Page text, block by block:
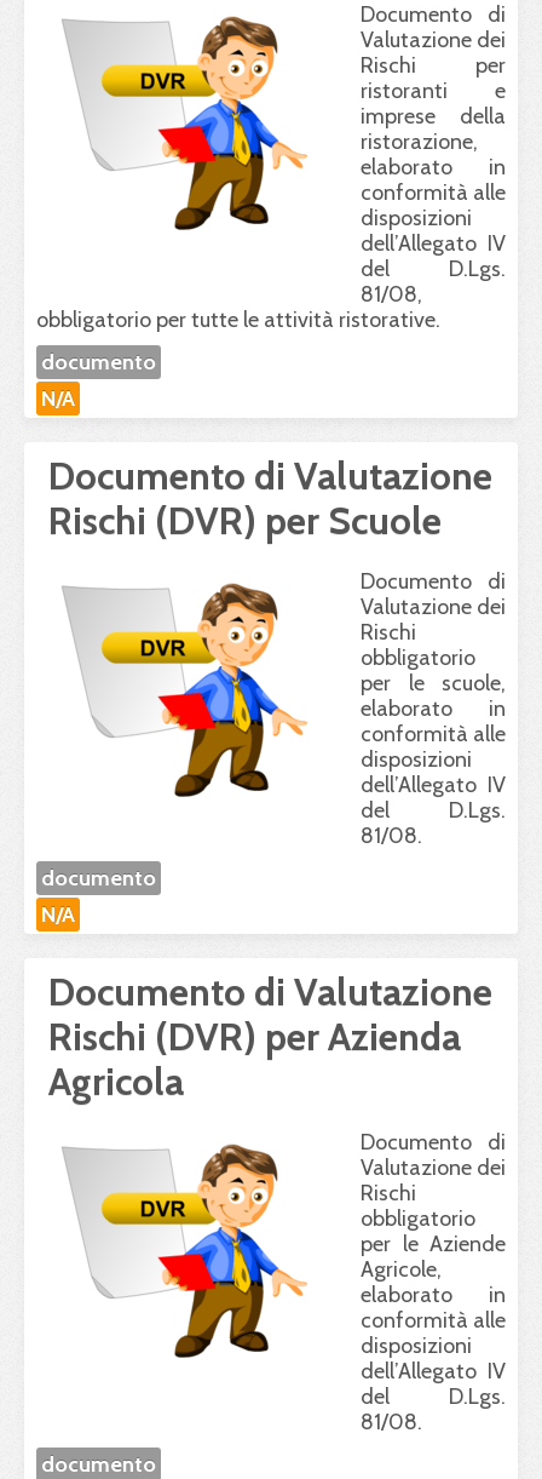
Documento di
Valutazione dei
Rischi per
ristoranti e
imprese della
ristorazione,
elaborato in
conformità alle
disposizioni
dell’Allegato IV
del D.Lgs.
81/08,
obbligatorio per tutte le attività ristorative.
documento
N/A
Documento di Valutazione
Rischi (DVR) per Scuole
Documento di
Valutazione dei
Rischi
obbligatorio
per le scuole,
elaborato in
conformità alle
disposizioni
dell’Allegato IV
del D.Lgs.
81/08.
documento
N/A
Documento di Valutazione
Rischi (DVR) per Azienda
Agricola
Documento di
Valutazione dei
Rischi
obbligatorio
per le Aziende
Agricole,
elaborato in
conformità alle
disposizioni
dell’Allegato IV
del D.Lgs.
81/08.
documento